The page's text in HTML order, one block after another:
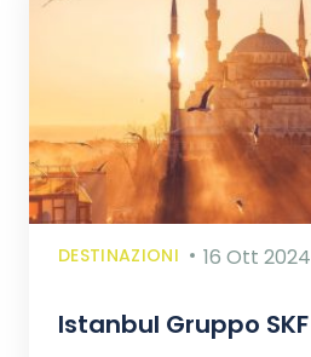
DESTINAZIONI 16 Ott 2024
Istanbul Gruppo SKF